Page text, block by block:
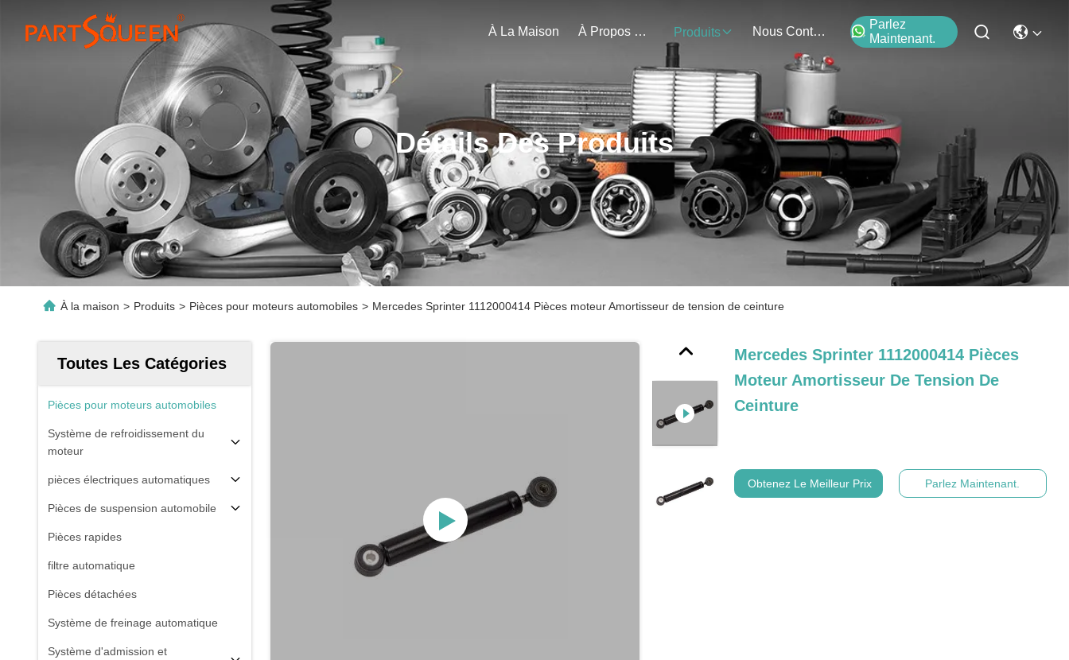
À La Maison À Propos De Nous Produits Nous Contacter
Parlez
Maintenant.
Détails Des Produits
À la maison > Produits > Pièces pour moteurs automobiles > Mercedes Sprinter 1112000414 Pièces moteur Amortisseur de tension de ceinture
Toutes Les Catégories
Pièces pour moteurs automobiles
Système de refroidissement du
moteur
pièces électriques automatiques
Pièces de suspension automobile
Pièces rapides
filtre automatique
Pièces détachées
Système de freinage automatique
Système d'admission et
Mercedes Sprinter 1112000414 Pièces
Moteur Amortisseur De Tension De
Ceinture
Obtenez Le Meilleur Prix Parlez Maintenant.